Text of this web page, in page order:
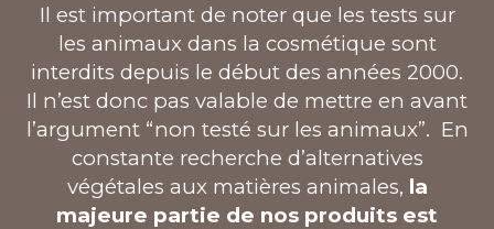
Il est important de noter que les tests sur
les animaux dans la cosmétique sont
interdits depuis le début des années 2000.
Il n’est donc pas valable de mettre en avant
l’argument “non testé sur les animaux”. En
constante recherche d’alternatives
végétales aux matières animales, la
majeure partie de nos produits est